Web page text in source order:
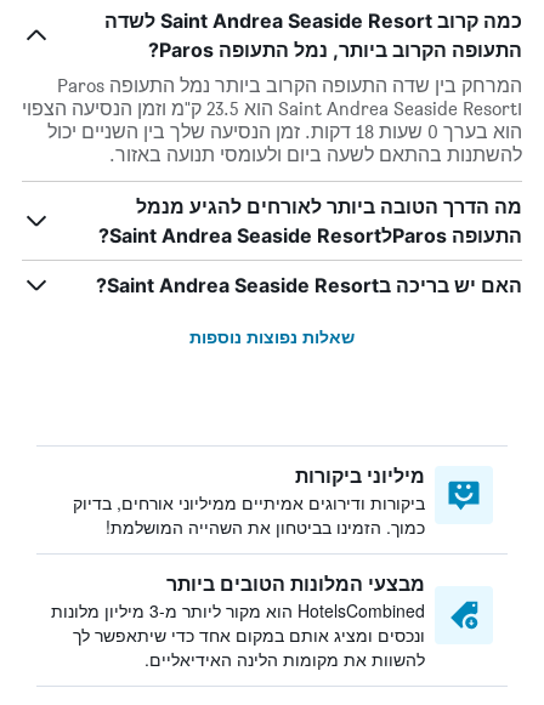
כמה קרוב Saint Andrea Seaside Resort לשדה
התעופה הקרוב ביותר, נמל התעופה Paros?
המרחק בין שדה התעופה הקרוב ביותר נמל התעופה Paros
וSaint Andrea Seaside Resort הוא 23.5 ק"מ וזמן הנסיעה הצפוי
הוא בערך 0 שעות 18 דקות. זמן הנסיעה שלך בין השניים יכול
להשתנות בהתאם לשעה ביום ולעומסי תנועה באזור.
מה הדרך הטובה ביותר לאורחים להגיע מנמל
התעופה ParosלSaint Andrea Seaside Resort?
האם יש בריכה בSaint Andrea Seaside Resort?
שאלות נפוצות נוספות
מיליוני ביקורות
ביקורות ודירוגים אמיתיים ממיליוני אורחים, בדיוק
כמוך. הזמינו בביטחון את השהייה המושלמת!
מבצעי המלונות הטובים ביותר
HotelsCombined הוא מקור ליותר מ-3 מיליון מלונות
ונכסים ומציג אותם במקום אחד כדי שיתאפשר לך
להשוות את מקומות הלינה האידיאליים.